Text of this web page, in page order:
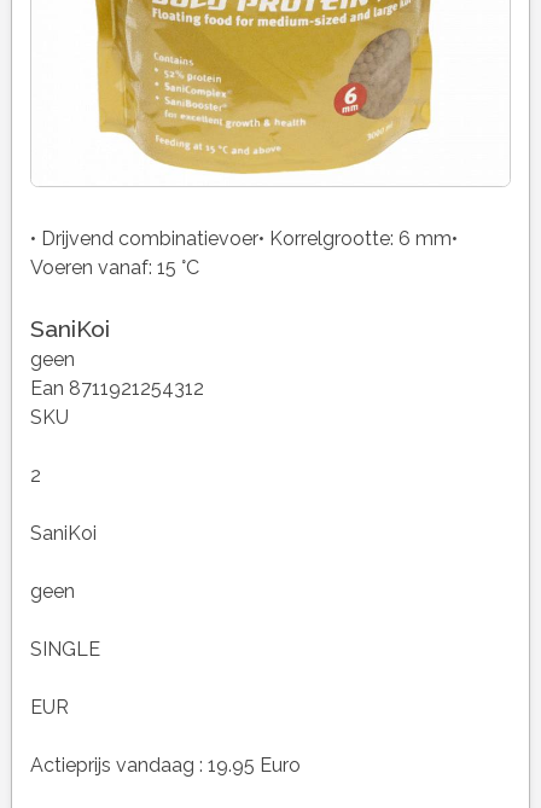
• Drijvend combinatievoer• Korrelgrootte: 6 mm•
Voeren vanaf: 15 °C
SaniKoi
geen
Ean 8711921254312
SKU
2
SaniKoi
geen
SINGLE
EUR
Actieprijs vandaag : 19.95 Euro